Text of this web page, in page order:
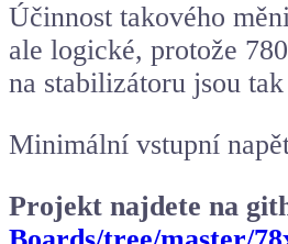
Účinnost takového
ale logické, protože
na stabilizátoru jsou
Minimální vstupní
Projekt najdete na